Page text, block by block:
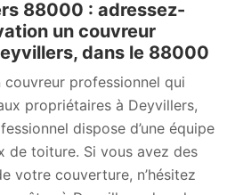
88000 : adressez-
un couvreur
dans le 88000
couvreur professionnel qui
propriétaires à Deyvillers,
dispose d’une équipe
de toiture. Si vous avez des
votre couverture, n’hésitez